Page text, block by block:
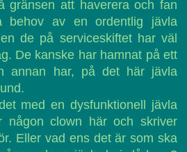
gränsen att haverera och fan
av en ordentlig jävla
de på serviceskiftet har väl
De kanske har hamnat på ett
annan har, på det här jävla
med en dysfunktionell jävla
någon clown här och skriver
Eller vad ens det är som ska